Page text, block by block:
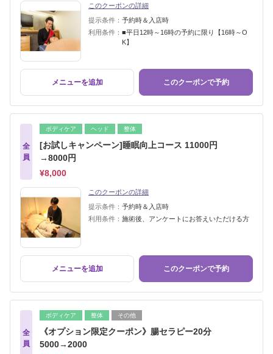
このクーポンの詳細
提示条件： 予約時＆入店時
利用条件： ■平日12時～16時の予約に限り【16時～O
K】
メニューを追加 このクーポンで予約
全
員
ボディケア ヘッド 整体
[お試しキャンペーン]睡眠向上コース 11000円
→8000円
¥8,000
このクーポンの詳細
提示条件： 予約時＆入店時
利用条件： 施術後、アンケートにお答えいただける方
メニューを追加 このクーポンで予約
全
員
ボディケア 整体 その他
《オプション限定クーポン》腸セラピー20分
5000→2000